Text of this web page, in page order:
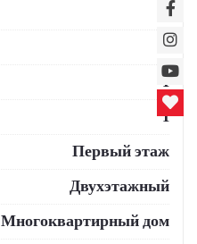
A
2
1
1
Первый этаж
Двухэтажный
Многоквартирный дом